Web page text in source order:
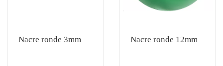
Nacre ronde 3mm Nacre ronde 12mm